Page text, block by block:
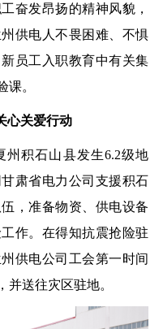
奋发昂扬的精神风貌，
供电人不畏困难、不惧
员工入职教育中有关集
课。
心关爱行动
积石山县发生6.2级地
肃省电力公司支援积石
，准备物资、供电设备
作。在得知抗震抢险驻
供电公司工会第一时间
并送往灾区驻地。